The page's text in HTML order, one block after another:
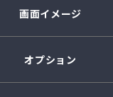
画面イメージ
オプション